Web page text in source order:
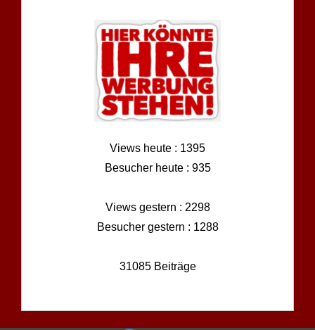
Views heute : 1395
Besucher heute : 935
Views gestern : 2298
Besucher gestern : 1288
31085 Beiträge